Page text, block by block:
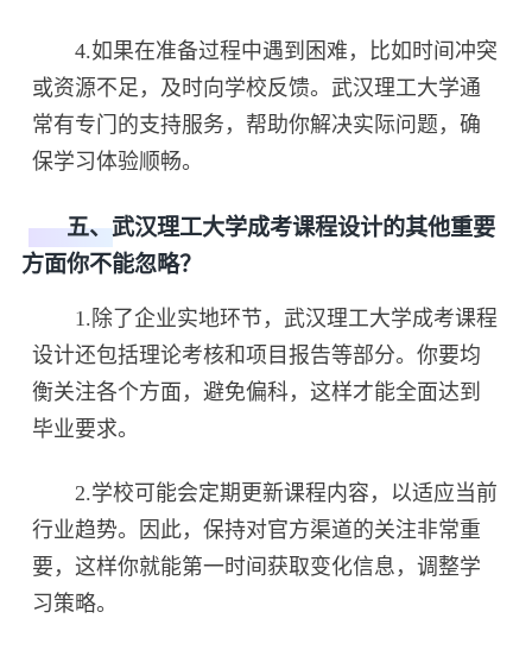
4.如果在准备过程中遇到困难，比如时间冲突
或资源不足，及时向学校反馈。武汉理工大学通
常有专门的支持服务，帮助你解决实际问题，确
保学习体验顺畅。
五、武汉理工大学成考课程设计的其他重要
方面你不能忽略？
1.除了企业实地环节，武汉理工大学成考课程
设计还包括理论考核和项目报告等部分。你要均
衡关注各个方面，避免偏科，这样才能全面达到
毕业要求。
2.学校可能会定期更新课程内容，以适应当前
行业趋势。因此，保持对官方渠道的关注非常重
要，这样你就能第一时间获取变化信息，调整学
习策略。